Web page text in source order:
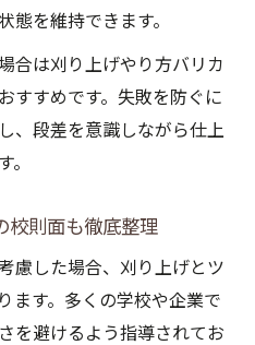
態を維持できます。
合は刈り上げやり方バリカ
すすめです。失敗を防ぐに
、段差を意識しながら仕上
。
校則面も徹底整理
慮した場合、刈り上げとツ
ます。多くの学校や企業で
を避けるよう指導されてお